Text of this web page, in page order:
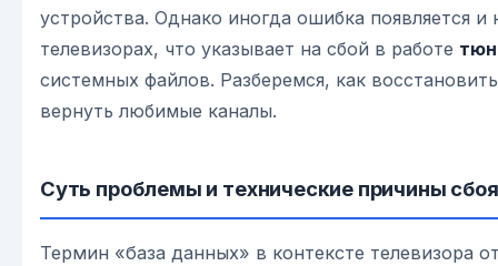
устройства. Однако иногда ошибка появляется
телевизорах, что указывает на сбой в работе
системных файлов. Разберемся, как
вернуть любимые каналы.
Суть проблемы и технические причины сбоя
Термин «база данных» в контексте телевизора